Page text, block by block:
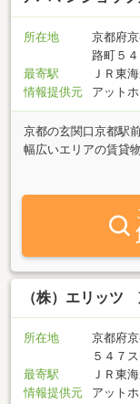
所在地
京都府
路町５４
最寄駅
ＪＲ東
情報提供元
アット
京都の玄関口京都駅
幅広いエリアの賃貸
来られる方で店舗が
の方まで幅広くお部
学、京都女子大学、
都で一人暮らしされ
のアパマンショップ
きます！
（株）エリッツ
所在地
京都府
５４７
最寄駅
ＪＲ東
情報提供元
アット